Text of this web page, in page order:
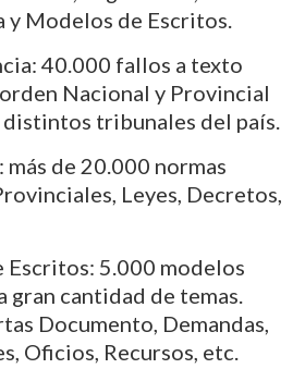
y Modelos de Escritos.
40.000 fallos a texto
Nacional y Provincial
distintos tribunales del país.
más de 20.000 normas
Leyes, Decretos,
Escritos: 5.000 modelos
gran cantidad de temas.
Documento, Demandas,
Oficios, Recursos, etc.